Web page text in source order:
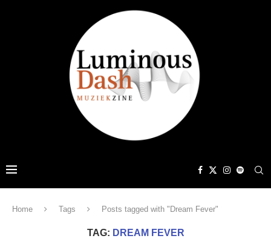
Home Tags Posts tagged with "Dream Fever"
TAG: DREAM FEVER